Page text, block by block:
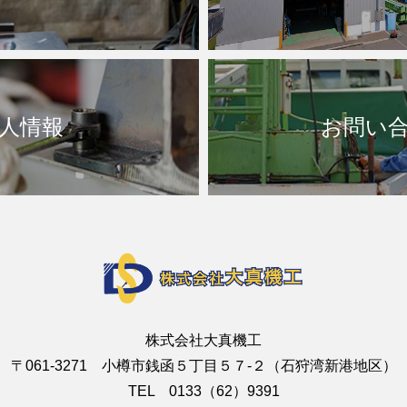
情報 お問い
株式会社大真機工
〒061-3271 小樽市銭函５丁目５７-２（石狩湾新港地区）
TEL 0133（62）9391